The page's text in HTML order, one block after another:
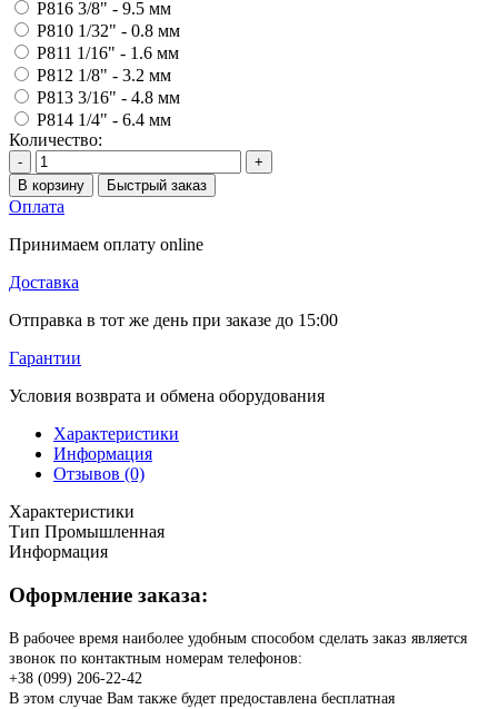
P816 3/8" - 9.5 мм
P810 1/32" - 0.8 мм
P811 1/16" - 1.6 мм
P812 1/8" - 3.2 мм
P813 3/16" - 4.8 мм
P814 1/4" - 6.4 мм
Количество:
-
+
В корзину
Быстрый заказ
Оплата
Принимаем оплату online
Доставка
Отправка в тот же день при заказе до 15:00
Гарантии
Условия возврата и обмена оборудования
Характеристики
Информация
Отзывов (0)
Характеристики
Тип Промышленная
Информация
Оформление заказа:
В рабочее время наиболее удобным способом сделать заказ является
звонок по контактным номерам телефонов:
+38 (099) 206-22-42
В этом случае Вам также будет предоставлена бесплатная